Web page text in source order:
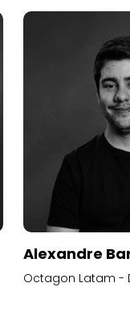
Alexandre
Octagon Latam -